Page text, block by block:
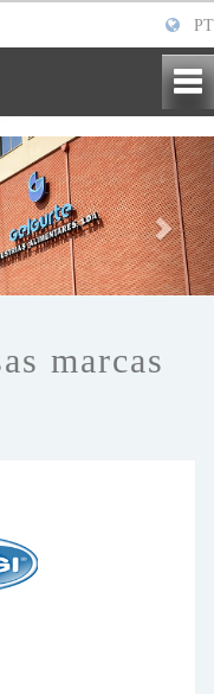
PT
marcas